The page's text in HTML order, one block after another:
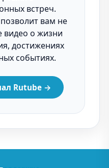
встреч.
вам не
видео о жизни
достижениях
событиях.
Rutube →